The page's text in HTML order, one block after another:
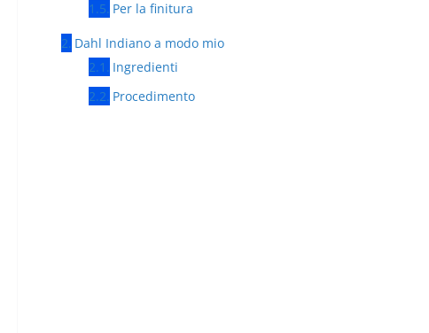
Per la finitura
Dahl Indiano a modo mio
Ingredienti
Procedimento